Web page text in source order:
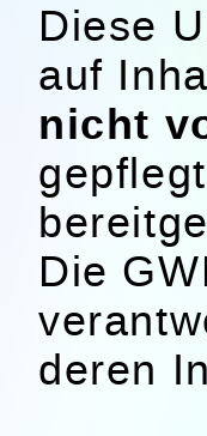
Diese
auf
nicht
Die
deren